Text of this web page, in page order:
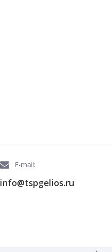
E-mail:
info@tspgelios.ru